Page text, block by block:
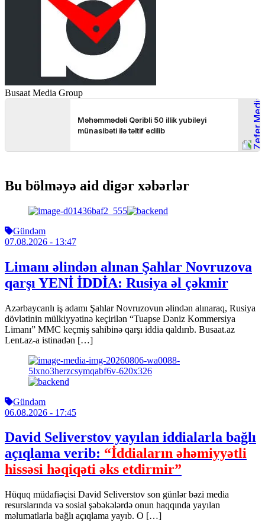
Busaat Media Group
Bu bölməyə aid digər xəbərlər
Gündəm
07.08.2026 - 13:47
Limanı əlindən alınan Şahlar Novruzova
qarşı YENİ İDDİA: Rusiya əl çəkmir
Azərbaycanlı iş adamı Şahlar Novruzovun əlindən alınaraq, Rusiya
dövlətinin mülkiyyətinə keçirilən “Tuapse Dəniz Kommersiya
Limanı” MMC keçmiş sahibinə qarşı iddia qaldırıb. Busaat.az
Lent.az-a istinadən […]
Gündəm
06.08.2026 - 17:45
David Seliverstov yayılan iddialarla bağlı
açıqlama verib: “İddiaların əhəmiyyətli
hissəsi həqiqəti əks etdirmir”
Hüquq müdafiəçisi David Seliverstov son günlər bəzi media
resurslarında və sosial şəbəkələrdə onun haqqında yayılan
məlumatlarla bağlı açıqlama yayıb. O […]